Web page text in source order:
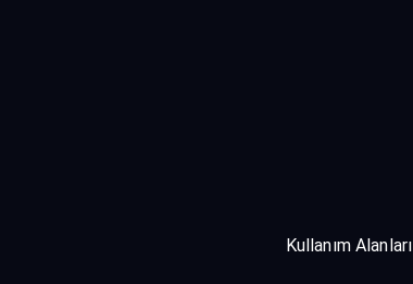
Kullanım Alanları